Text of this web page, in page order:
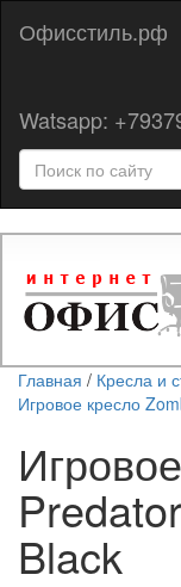
Офисстиль.рф
Watsapp:
Главная / Кресла и
Игровое кресло
Black